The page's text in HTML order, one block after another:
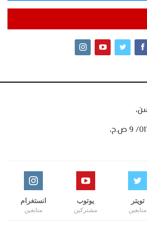
تويتر
متابعين
يوتوب
مشتركين
انستغرام
متابعين